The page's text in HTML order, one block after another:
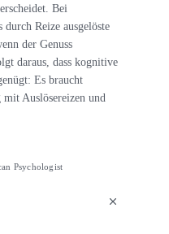
Bei
Reize ausgelöste
der Genuss
daraus, dass kognitive
Es braucht
Auslösereizen und
Psychologist